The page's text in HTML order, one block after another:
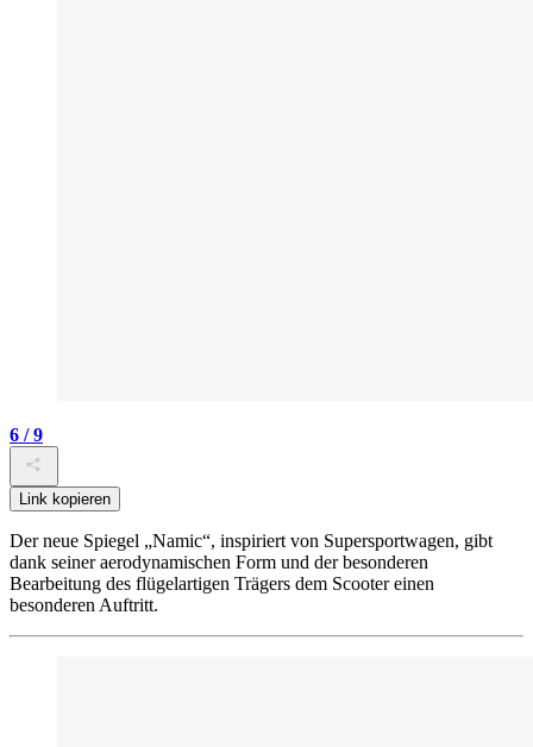
6 / 9
Link kopieren
Der neue Spiegel „Namic“, inspiriert von Supersportwagen, gibt
dank seiner aerodynamischen Form und der besonderen
Bearbeitung des flügelartigen Trägers dem Scooter einen
besonderen Auftritt.